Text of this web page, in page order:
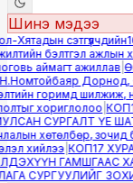
Шинэ мэдээ
бэлтгэл ажлын
аймагт ажиллав|
Дорнод,
горимд шилжиж,
хориглолоо|
СУРГАЛТ ҮЕ
хөтөлбөр, зочид
хийлээ|КОП17
ГАМШГААС
СУРГУУЛИЙГ